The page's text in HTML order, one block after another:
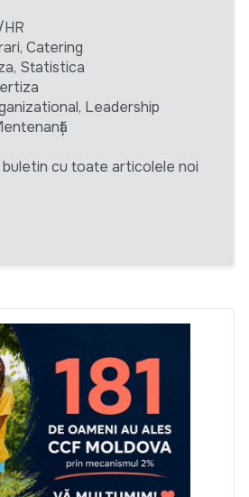
Catering
Statistica
Leadership
cu toate articolele noi